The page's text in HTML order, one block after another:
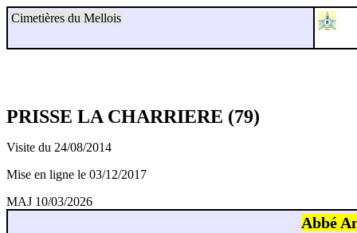
Cimetières du Mellois
PRISSE LA CHARRIERE (79)
Visite du 24/08/2014
Mise en ligne le 03/12/2017
MAJ 10/03/2026
Abbé